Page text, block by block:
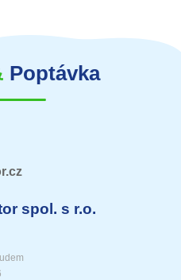
Poptávka
spol. s r.o.